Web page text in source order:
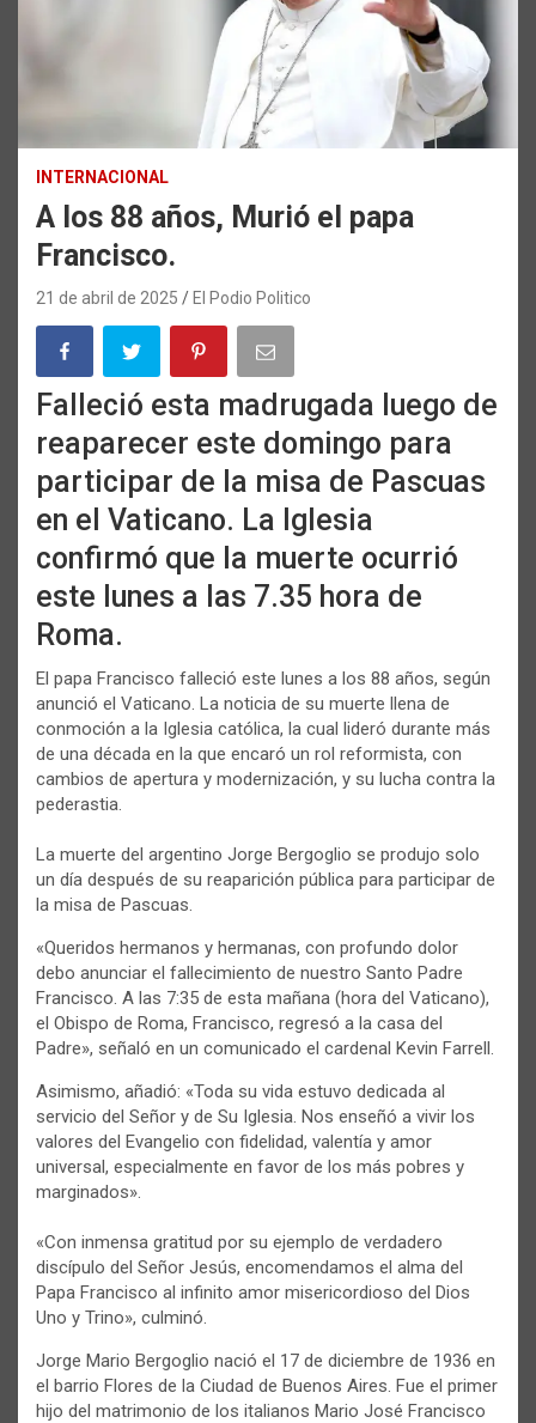
INTERNACIONAL
A los 88 años, Murió el papa
Francisco.
21 de abril de 2025 El Podio Politico
Falleció esta madrugada luego de
reaparecer este domingo para
participar de la misa de Pascuas
en el Vaticano. La Iglesia
confirmó que la muerte ocurrió
este lunes a las 7.35 hora de
Roma.
El papa Francisco falleció este lunes a los 88 años, según
anunció el Vaticano. La noticia de su muerte llena de
conmoción a la Iglesia católica, la cual lideró durante más
de una década en la que encaró un rol reformista, con
cambios de apertura y modernización, y su lucha contra la
pederastia.
La muerte del argentino Jorge Bergoglio se produjo solo
un día después de su reaparición pública para participar de
la misa de Pascuas.
«Queridos hermanos y hermanas, con profundo dolor
debo anunciar el fallecimiento de nuestro Santo Padre
Francisco. A las 7:35 de esta mañana (hora del Vaticano),
el Obispo de Roma, Francisco, regresó a la casa del
Padre», señaló en un comunicado el cardenal Kevin Farrell.
Asimismo, añadió: «Toda su vida estuvo dedicada al
servicio del Señor y de Su Iglesia. Nos enseñó a vivir los
valores del Evangelio con fidelidad, valentía y amor
universal, especialmente en favor de los más pobres y
marginados».
«Con inmensa gratitud por su ejemplo de verdadero
discípulo del Señor Jesús, encomendamos el alma del
Papa Francisco al infinito amor misericordioso del Dios
Uno y Trino», culminó.
Jorge Mario Bergoglio nació el 17 de diciembre de 1936 en
el barrio Flores de la Ciudad de Buenos Aires. Fue el primer
hijo del matrimonio de los italianos Mario José Francisco